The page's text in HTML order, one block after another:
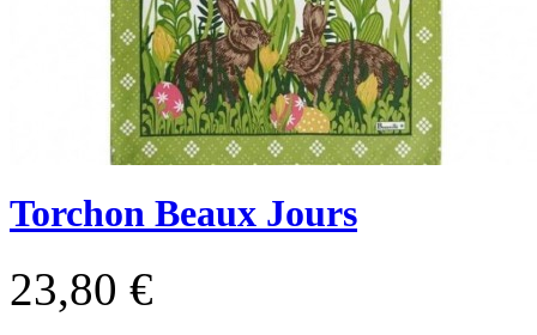
Torchon Beaux Jours
23,80 €